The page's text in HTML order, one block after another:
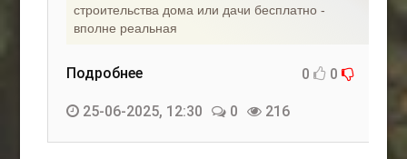
строительства дома или дачи бесплатно -
вполне реальная
Подробнее 0 0
25-06-2025, 12:30 0 216